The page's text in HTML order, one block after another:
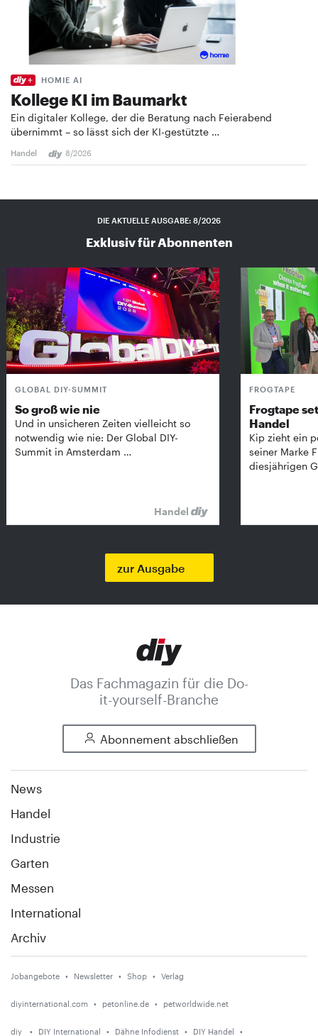
HOMIE AI
Kollege KI im Baumarkt
Ein digitaler Kollege, der die Beratung nach Feierabend
übernimmt – so lässt sich der KI-gestützte …
Handel 8/2026
DIE AKTUELLE AUSGABE: 8/2026
Exklusiv für Abonnenten
GLOBAL DIY-SUMMIT
So groß wie nie
Und in unsicheren Zeiten vielleicht so
notwendig wie nie: Der Global DIY-
Summit in Amsterdam …
Handel
FROGTAPE
Frogtape
Handel
Kip zieht ein
seiner Marke
diesjährigen
zur Ausgabe
Das Fachmagazin für die Do-
it-yourself-Branche
Abonnement abschließen
News
Handel
Industrie
Garten
Messen
International
Archiv
Jobangebote Newsletter Shop Verlag
diyinternational.com petonline.de petworldwide.net
diy DIY International Dähne Infodienst DIY Handel